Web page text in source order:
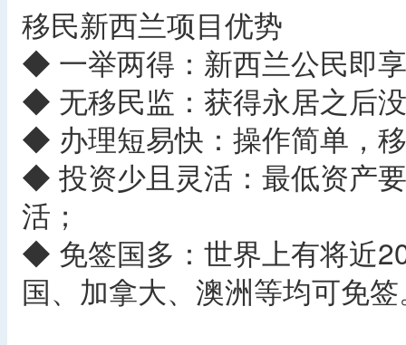
移民新西兰项目优势
◆ 一举两得：新西兰公民即
◆ 无移民监：获得永居之后
◆ 办理短易快：操作简单，
◆ 投资少且灵活：最低资产
活；
◆ 免签国多：世界上有将近
国、加拿大、澳洲等均可免